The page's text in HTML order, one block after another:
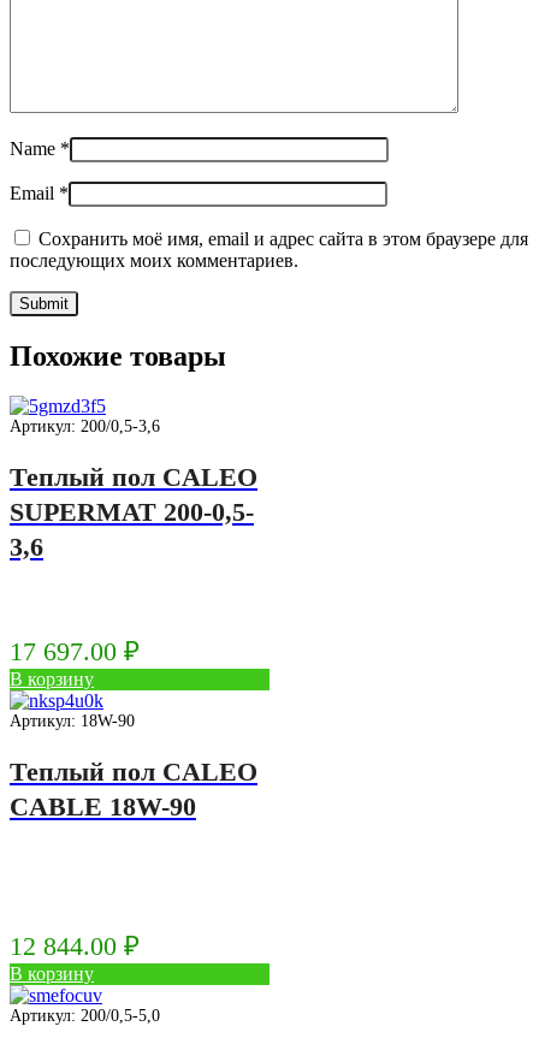
Name *
Email *
Сохранить моё имя, email и адрес сайта в этом браузере для
последующих моих комментариев.
Похожие товары
Артикул: 200/0,5-3,6
Теплый пол CALEO
SUPERMAT 200-0,5-
3,6
17 697.00 ₽
В корзину
Артикул: 18W-90
Теплый пол CALEO
CABLE 18W-90
12 844.00 ₽
В корзину
Артикул: 200/0,5-5,0